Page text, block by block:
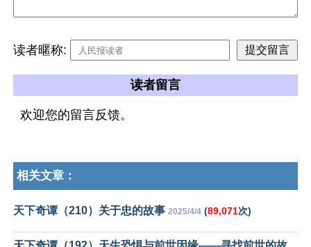
读者暱称:
读者留言
欢迎您的留言反馈。
相关文章：
天下奇谭（210）关于忠的故事 2025/4/4 (89,071次)